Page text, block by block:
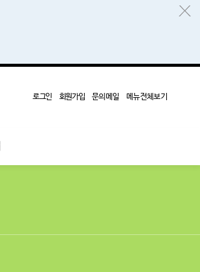
로그인 회원가입 문의메일 메뉴전체보기